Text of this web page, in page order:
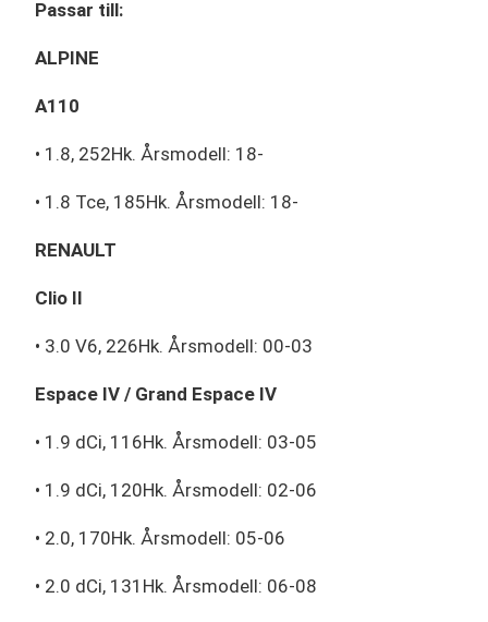
Passar till:
ALPINE
A110
• 1.8, 252Hk. Årsmodell: 18-
• 1.8 Tce, 185Hk. Årsmodell: 18-
RENAULT
Clio II
• 3.0 V6, 226Hk. Årsmodell: 00-03
Espace IV / Grand Espace IV
• 1.9 dCi, 116Hk. Årsmodell: 03-05
• 1.9 dCi, 120Hk. Årsmodell: 02-06
• 2.0, 170Hk. Årsmodell: 05-06
• 2.0 dCi, 131Hk. Årsmodell: 06-08